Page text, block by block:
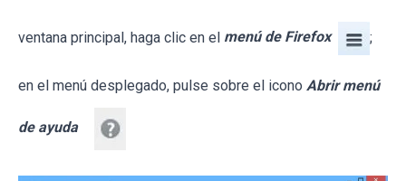
ventana principal, haga clic en el menú de Firefox ;
en el menú desplegado, pulse sobre el icono Abrir menú
de ayuda